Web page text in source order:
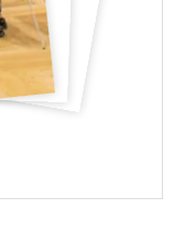
さい。